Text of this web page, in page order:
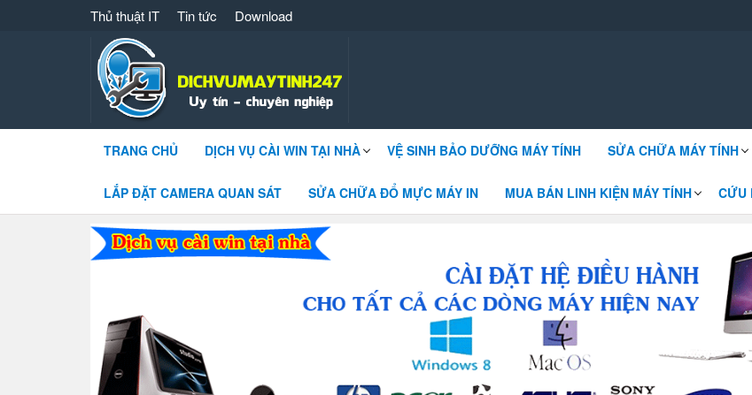
Thủ thuật IT Tin tức Download
Dịch vụ máy tính 247 – 091 861 8866 cài win sửa chữa máy tính
TRANG CHỦ DỊCH VỤ CÀI WIN TẠI NHÀ VỆ SINH BẢO DƯỠNG MÁY TÍNH SỬA CHỮA MÁY TÍNH
LẮP ĐẶT CAMERA QUAN SÁT SỬA CHỮA ĐỔ MỰC MÁY IN MUA BÁN LINH KIỆN MÁY TÍNH CỨU